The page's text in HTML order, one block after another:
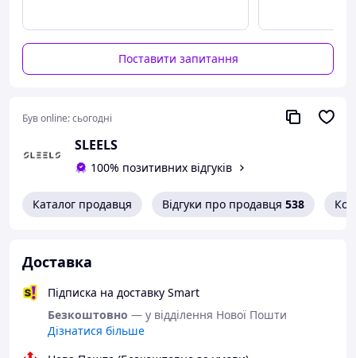
Набір БДСМ преміум якості. Відправка у брендованому
конфіденційна, в описі товару не вказуємо назву.
Мінімальний об'єм 40см, максимальний 56см,
діаметр 5см
Ремінець легко регулюється до потрібного
розміру
❤️ Маска
Поставити запитання
Був online:сьогодні
SLEELS
100% позитивних відгуків
Каталог продавця Відгуки про продавця 538
Доставка
Підписка на доставку Smart
Безкоштовно — у відділення Нової Пошти
Дізнатися більше